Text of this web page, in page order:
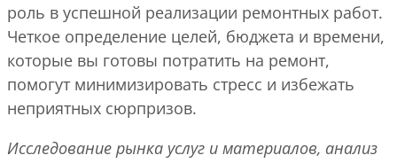
роль в успешной реализации ремонтных работ.
Четкое определение целей, бюджета и времени,
которые вы готовы потратить на ремонт,
помогут минимизировать стресс и избежать
неприятных сюрпризов.
Исследование рынка услуг и материалов, анализ